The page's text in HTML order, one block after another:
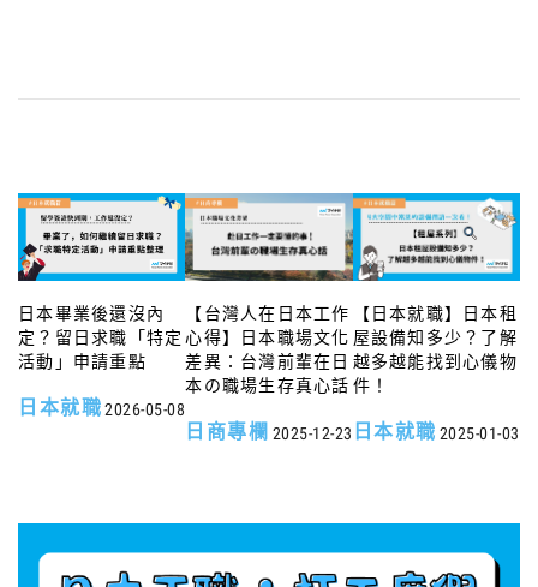
日本畢業後還沒內
定？留日求職「特定
活動」申請重點
日本就職 2026-05-08
【台灣人在日本工作
心得】日本職場文化
差異：台灣前輩在日
本の職場生存真心話
日商專欄 2025-12-23
【日本就職】日本租
屋設備知多少？了解
越多越能找到心儀物
件！
日本就職 2025-01-03